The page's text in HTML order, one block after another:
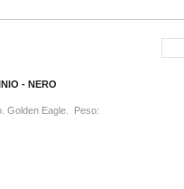
- NERO
Golden Eagle. Peso: